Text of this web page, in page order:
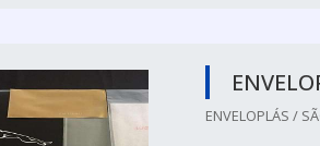
ENVELOPLÁS /